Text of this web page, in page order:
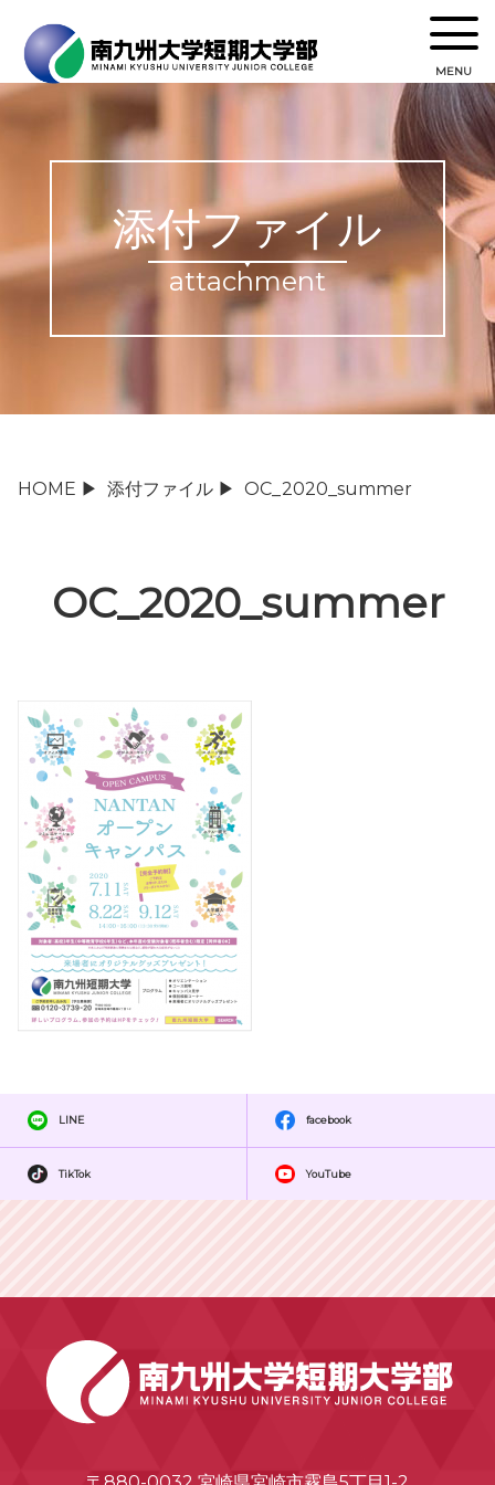
MENU
添付ファイル
attachment
HOME ▶ 添付ファイル ▶ OC_2020_summer
OC_2020_summer
LINE facebook
TikTok YouTube